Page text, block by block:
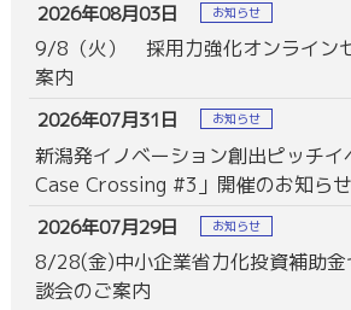
2026年08月03日 お知らせ
9/8（火） 採用力強化オンライン
案内
2026年07月31日 お知らせ
新潟発イノベーション創出ピッチ
Case Crossing #3」開催のお知らせ
2026年07月29日 お知らせ
8/28(金)中小企業省力化投資補助金
談会のご案内